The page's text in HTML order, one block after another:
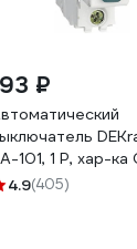
₽
101, 1 Р, хар-ка
кА 11054DEK
4.9(405)